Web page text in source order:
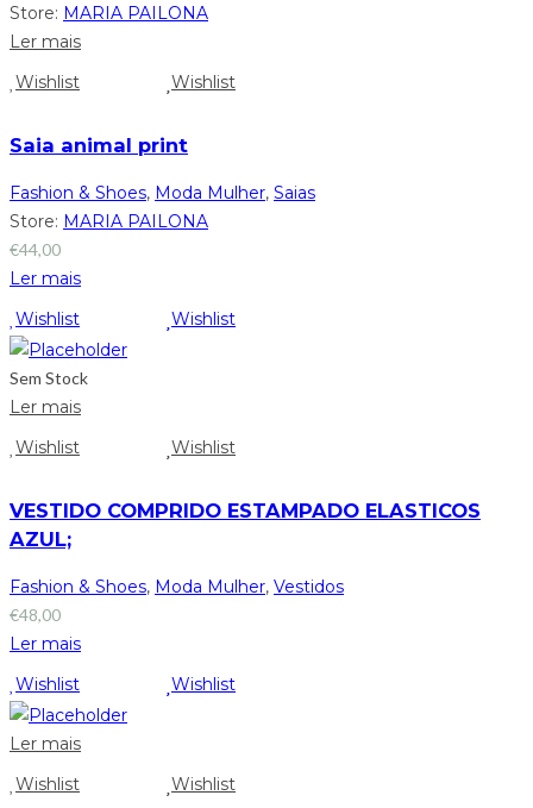
Store: MARIA PAILONA
Ler mais
Wishlist
Wishlist
Saia animal print
Fashion & Shoes, Moda Mulher, Saias
Store: MARIA PAILONA
€44,00
Ler mais
Wishlist
Wishlist
Sem Stock
Ler mais
Wishlist
Wishlist
VESTIDO COMPRIDO ESTAMPADO ELASTICOS
AZUL;
Fashion & Shoes, Moda Mulher, Vestidos
€48,00
Ler mais
Wishlist
Wishlist
Ler mais
Wishlist
Wishlist